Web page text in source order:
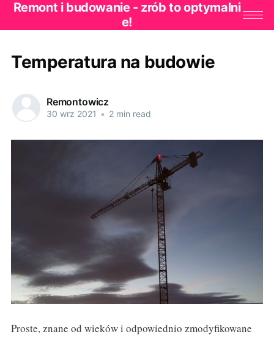
Remont i budowanie - zrób to optymalni
e!
Temperatura na budowie
Remontowicz
30 wrz 2021 • 2 min read
Proste, znane od wieków i odpowiednio zmodyfikowane